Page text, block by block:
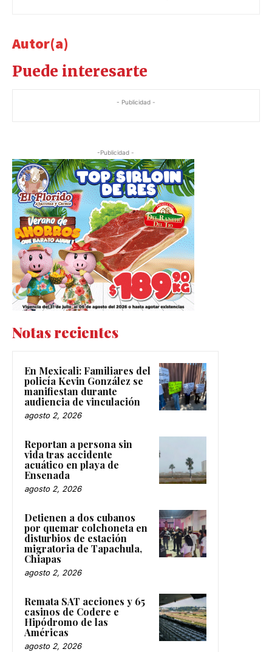
Autor(a)
Puede interesarte
- Publicidad -
-Publicidad -
Notas recientes
En Mexicali: Familiares del
policía Kevin González se
manifiestan durante
audiencia de vinculación
agosto 2, 2026
Reportan a persona sin
vida tras accidente
acuático en playa de
Ensenada
agosto 2, 2026
Detienen a dos cubanos
por quemar colchoneta en
disturbios de estación
migratoria de Tapachula,
Chiapas
agosto 2, 2026
Remata SAT acciones y 65
casinos de Codere e
Hipódromo de las
Américas
agosto 2, 2026